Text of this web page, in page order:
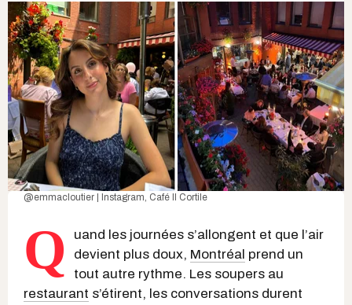
@emmacloutier | Instagram, Café Il Cortile
Q
uand les journées s’allongent et que l’air
devient plus doux, Montréal prend un
tout autre rythme. Les soupers au
restaurant s’étirent, les conversations durent